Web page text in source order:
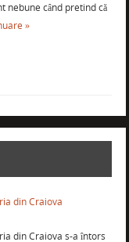
nebune când pretind că
»
din Craiova
din Craiova s-a întors